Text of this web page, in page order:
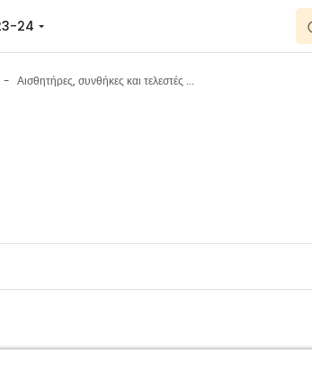
24
Αισθητήρες, συνθήκες και τελεστές (Β' Μέρος)